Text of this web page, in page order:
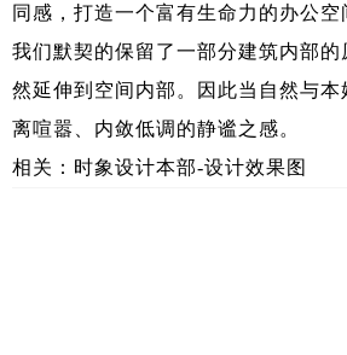
同感，打造一个富有生命力的办公空
我们默契的保留了一部分建筑内部的
然延伸到空间内部。因此当自然与
离喧嚣、内敛低调的静谧之感。
相关： 时象设计本部-设计效果图